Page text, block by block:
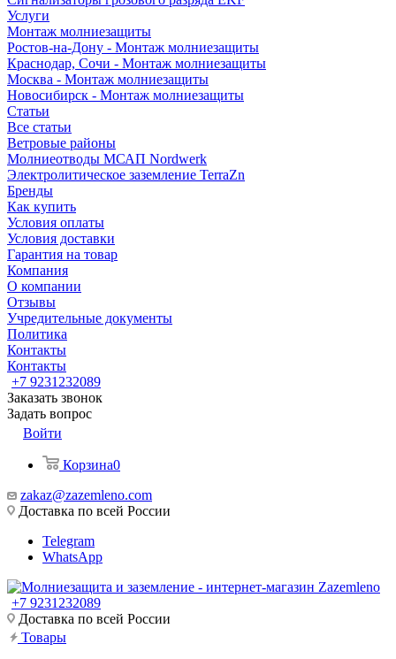
Услуги
Монтаж молниезащиты
Ростов-на-Дону - Монтаж молниезащиты
Краснодар, Сочи - Монтаж молниезащиты
Москва - Монтаж молниезащиты
Новосибирск - Монтаж молниезащиты
Статьи
Все статьи
Ветровые районы
Молниеотводы МСАП Nordwerk
Электролитическое заземление TerraZn
Бренды
Как купить
Условия оплаты
Условия доставки
Гарантия на товар
Компания
О компании
Отзывы
Учредительные документы
Политика
Контакты
Контакты
+7 9231232089
Заказать звонок
Задать вопрос
Войти
Корзина0
zakaz@zazemleno.com
Доставка по всей России
Telegram
WhatsApp
+7 9231232089
Доставка по всей России
Товары